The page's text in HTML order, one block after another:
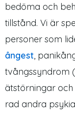
bedöma och
tillstånd. Vi är
personer som
ångest,
tvångssyndrom
ätstörningar
rad andra